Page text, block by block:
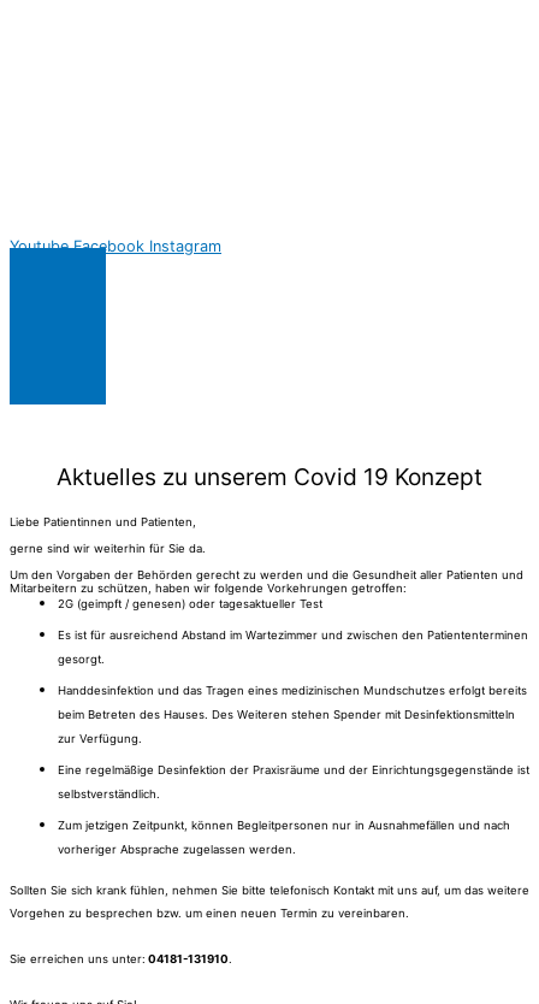
Youtube Facebook Instagram
Aktuelles zu unserem Covid 19 Konzept
Liebe Patientinnen und Patienten,
gerne sind wir weiterhin für Sie da.
Um den Vorgaben der Behörden gerecht zu werden und die Gesundheit aller Patienten und
Mitarbeitern zu schützen, haben wir folgende Vorkehrungen getroffen:
2G (geimpft / genesen) oder tagesaktueller Test
Es ist für ausreichend Abstand im Wartezimmer und zwischen den Patiententerminen
gesorgt.
Handdesinfektion und das Tragen eines medizinischen Mundschutzes erfolgt bereits
beim Betreten des Hauses. Des Weiteren stehen Spender mit Desinfektionsmitteln
zur Verfügung.
Eine regelmäßige Desinfektion der Praxisräume und der Einrichtungsgegenstände ist
selbstverständlich.
Zum jetzigen Zeitpunkt, können Begleitpersonen nur in Ausnahmefällen und nach
vorheriger Absprache zugelassen werden.​
Sollten Sie sich krank fühlen, nehmen Sie bitte telefonisch Kontakt mit uns auf, um das weitere
Vorgehen zu besprechen bzw. um einen neuen Termin zu vereinbaren.
Sie erreichen uns unter: 04181-131910